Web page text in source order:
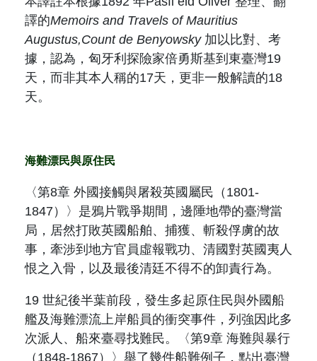
譯的Memoirs and Travels of Mauritius
Augustus,Count de Benyowsky 加以比對、考
據，認為，匈牙利探險家倍勇斯基到東臺灣19
天，而非其本人稱的17天，更非一般解讀的18
天。
海難漂民與原住民
〈第8章 外國接觸與屠殺英國屬民（ 1801-
1847）〉是鴉片戰爭期間，邊陲地帶的臺灣當
局，居然打敗英國船舶、捕獲、斬殺俘虜的故
事，牽涉到地方官員虛報戰功、清國對英國夷人
恨之入骨，以及最後清廷不得不的卸責行為。
19 世紀後半葉前段，發生多起原住民與外國船
艦及海難漂流上岸船員的衝突事件，列強因此多
次派人、船來臺尋找難民。〈第9章 海難與暴行
（ 1848-1867）〉舉了幾件船難例子，點出臺灣